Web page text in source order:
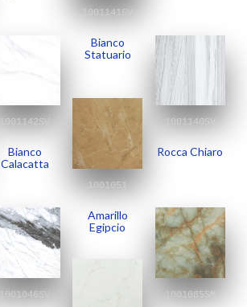
1001142SV
Bianco
Calacatta
1001141SV
Bianco
Statuario
1001140SV
Rocca Chiaro
1001046SV
1001051
Amarillo
Egipcio
1001085SM